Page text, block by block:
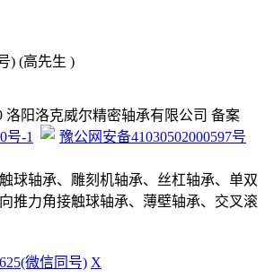
) (高先生 )
洛阳洛克威尔精密轴承有限公司 备案
号-1
豫公网安备41030502000597号
球轴承、雕刻机轴承、丝杠轴承、单双
推力角接触球轴承、薄壁轴承、交叉滚
微信同号) X